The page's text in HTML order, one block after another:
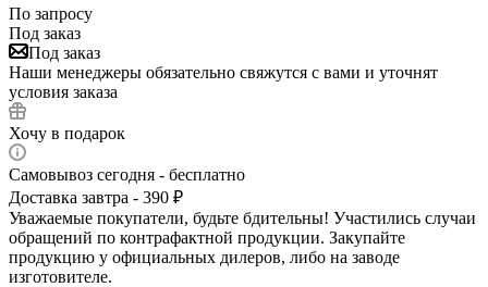
По запросу
Под заказ
Под заказ
Наши менеджеры обязательно свяжутся с вами и уточнят
условия заказа
Хочу в подарок
Самовывоз сегодня - бесплатно
Доставка завтра - 390 ₽
Уважаемые покупатели, будьте бдительны! Участились случаи
обращений по контрафактной продукции. Закупайте
продукцию у официальных дилеров, либо на заводе
изготовителе.